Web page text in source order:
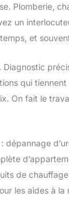
Plomberie,
un
et
qui
On fait le
de
les aides à